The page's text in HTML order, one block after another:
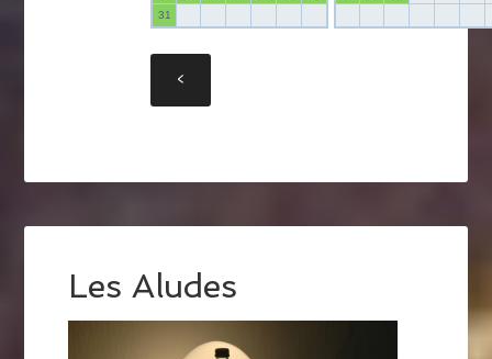
31
Les Aludes